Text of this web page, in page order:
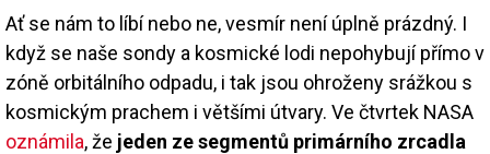
Ať se nám to líbí nebo ne, vesmír není úplně prázdný. I
když se naše sondy a kosmické lodi nepohybují přímo v
zóně orbitálního odpadu, i tak jsou ohroženy srážkou s
kosmickým prachem i většími útvary. Ve čtvrtek NASA
oznámila, že jeden ze segmentů primárního zrcadla